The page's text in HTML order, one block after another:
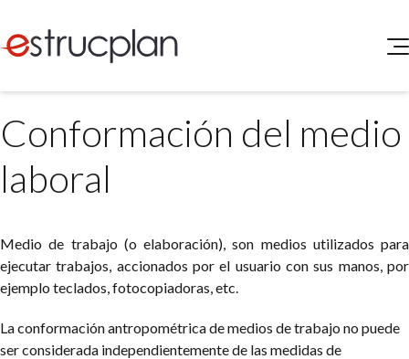
SERVICIOS
Medio Ambiente
INGRESAR
Buscador de Legislación
Matriz Premium
Conformación del medio
laboral
Medio de trabajo (o elaboración), son medios utilizados para
ejecutar trabajos, accionados por el usuario con sus manos, por
ejemplo teclados, fotocopiadoras, etc.
La conformación antropométrica de medios de trabajo no puede
ser considerada independientemente de las medidas de